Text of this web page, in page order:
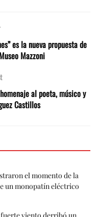
es la nueva propuesta de
Mazzoni
al poeta, músico y
Castillos
el momento de la
un monopatín eléctrico
viento derribó un